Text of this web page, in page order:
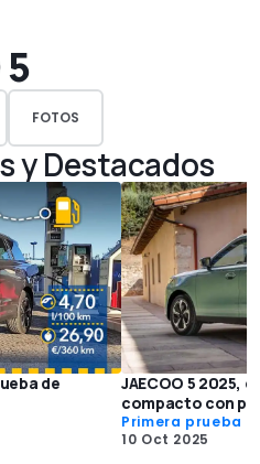
FOTOS
y Destacados
de
JAECOO 5 2025,
compacto con
Primera prueba
10 Oct 2025